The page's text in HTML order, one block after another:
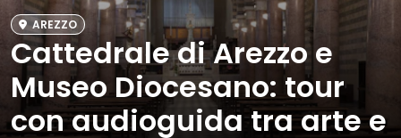
AREZZO
Cattedrale di Arezzo e
Museo Diocesano: tour
con audioguida tra arte e